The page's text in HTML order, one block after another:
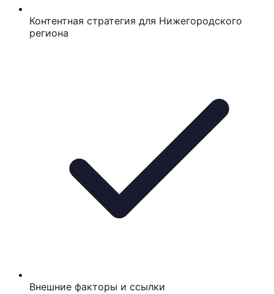
Контентная стратегия для Нижегородского
региона
Внешние факторы и ссылки